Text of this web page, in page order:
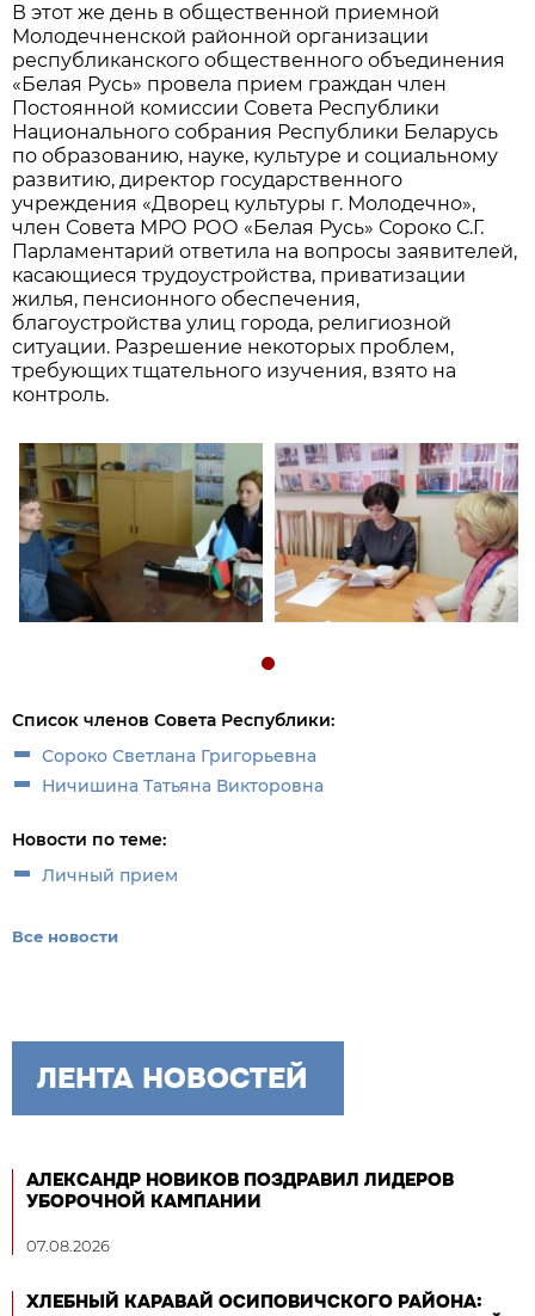
В этот же день в общественной приемной
Молодечненской районной организации
республиканского общественного объединения
«Белая Русь» провела прием граждан член
Постоянной комиссии Совета Республики
Национального собрания Республики Беларусь
по образованию, науке, культуре и социальному
развитию, директор государственного
учреждения «Дворец культуры г. Молодечно»,
член Совета МРО РОО «Белая Русь» Сороко С.Г.
Парламентарий ответила на вопросы заявителей,
касающиеся трудоустройства, приватизации
жилья, пенсионного обеспечения,
благоустройства улиц города, религиозной
ситуации. Разрешение некоторых проблем,
требующих тщательного изучения, взято на
контроль.
Список членов Совета Республики:
Сороко Светлана Григорьевна
Ничишина Татьяна Викторовна
Новости по теме:
Личный прием
Все новости
ЛЕНТА НОВОСТЕЙ
АЛЕКСАНДР НОВИКОВ ПОЗДРАВИЛ ЛИДЕРОВ
УБОРОЧНОЙ КАМПАНИИ
07.08.2026
ХЛЕБНЫЙ КАРАВАЙ ОСИПОВИЧСКОГО РАЙОНА: